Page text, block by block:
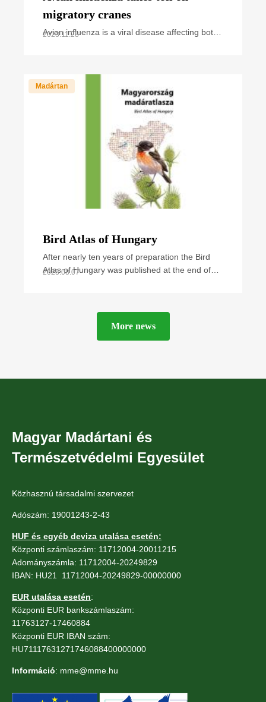
migratory cranes
Avian influenza is a viral disease affecting both
2023.11.28
Madártan
Bird Atlas of Hungary
After nearly ten years of preparation the Bird
Atlas of Hungary was published at the end of
2023.08.07
More news
Magyar Madártani és
Természetvédelmi Egyesület
Közhasznú társadalmi szervezet
Adószám: 19001243-2-43
HUF és egyéb deviza utalása esetén:
Központi számlaszám: 11712004-20011215
Adományszámla: 11712004-20249829
IBAN: HU21 11712004-20249829-00000000
EUR utalása esetén:
Központi EUR bankszámlaszám:
11763127-17460884
Központi EUR IBAN szám:
HU71117631271746088400000000
Információ: mme@mme.hu